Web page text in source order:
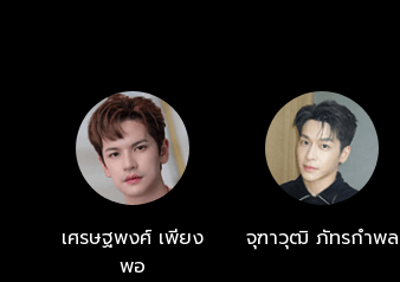
เศรษฐพงศ์ เพียง
พอ
จุฑาวุฒิ ภัทรกำพล